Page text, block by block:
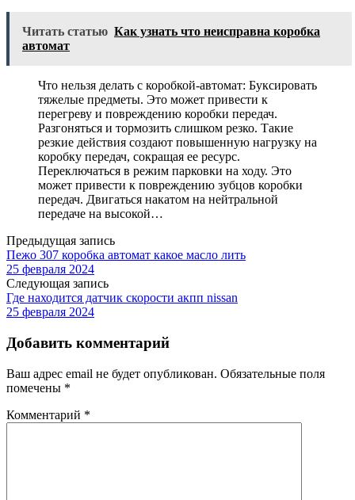
Читать статью Как узнать что неисправна коробка
автомат
Что нельзя делать с коробкой-автомат: Буксировать
тяжелые предметы. Это может привести к
перегреву и повреждению коробки передач.
Разгоняться и тормозить слишком резко. Такие
резкие действия создают повышенную нагрузку на
коробку передач, сокращая ее ресурс.
Переключаться в режим парковки на ходу. Это
может привести к повреждению зубцов коробки
передач. Двигаться накатом на нейтральной
передаче на высокой…
Предыдущая запись
Пежо 307 коробка автомат какое масло лить
25 февраля 2024
Следующая запись
Где находится датчик скорости акпп nissan
25 февраля 2024
Добавить комментарий
Ваш адрес email не будет опубликован. Обязательные поля
помечены *
Комментарий *